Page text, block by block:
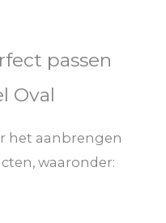
passen
Oval
het aanbrengen
waaronder: